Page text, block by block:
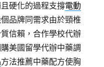
硬化的過程支撐電動
品牌同需求由於頸椎
信賴，合作學校代辦
美國留學代辦中藥調
方法推薦中藥配方使胸